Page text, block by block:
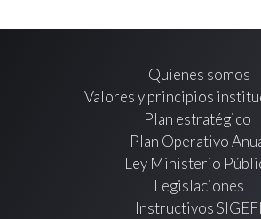
Quienes somos
Valores y principios
Plan estratégico
Plan Operativo
Ley Ministerio
Legislaciones
Instructivos SIGEFI